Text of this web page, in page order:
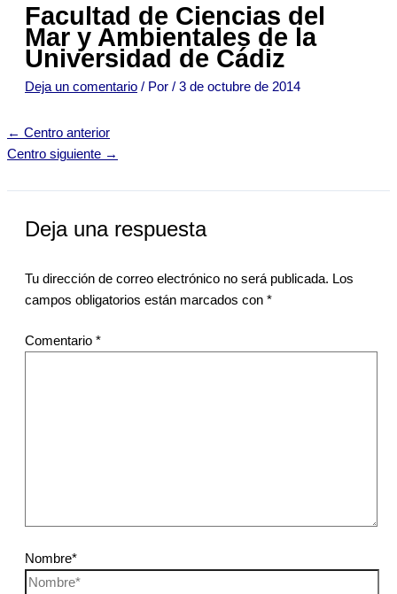
Facultad de Ciencias del
Mar y Ambientales de la
Universidad de Cádiz
Deja un comentario / Por / 3 de octubre de 2014
← Centro anterior
Centro siguiente →
Deja una respuesta
Tu dirección de correo electrónico no será publicada. Los
campos obligatorios están marcados con *
Comentario *
Nombre*